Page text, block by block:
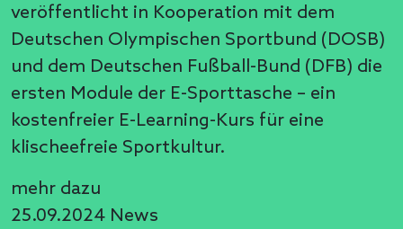
veröffentlicht in Kooperation mit dem
Deutschen Olympischen Sportbund (DOSB)
und dem Deutschen Fußball-Bund (DFB) die
ersten Module der E-Sporttasche – ein
kostenfreier E-Learning-Kurs für eine
klischeefreie Sportkultur.
mehr dazu
25.09.2024 News